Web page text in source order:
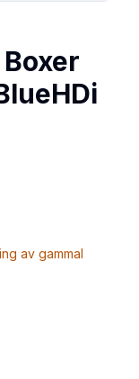
av gammal